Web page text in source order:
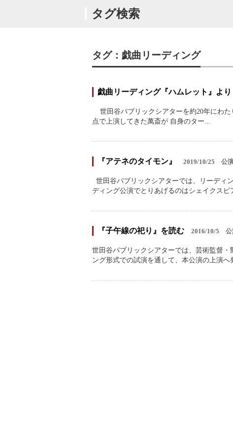
タグ検索
タグ：戯曲リーディング
戯曲リーディング『ハムレット』より
世田谷パブリックシアターを約20年にわた
点で上演してきた萬斎が 自身のター...
『アテネのタイモン』 2019/10/25 公
世田谷パブリックシアターでは、リーディ
ディング公演でとりあげるのはシェイクスピ
『子午線の祀り』を読む 2016/10/5
世田谷パブリックシアターでは、芸術監督
ング形式での試演を通して、本公演の上演へ